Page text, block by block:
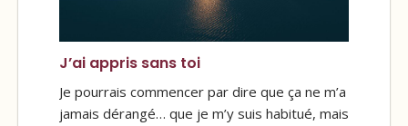
J’ai appris sans toi
Je pourrais commencer par dire que ça ne m’a
jamais dérangé… que je m’y suis habitué, mais